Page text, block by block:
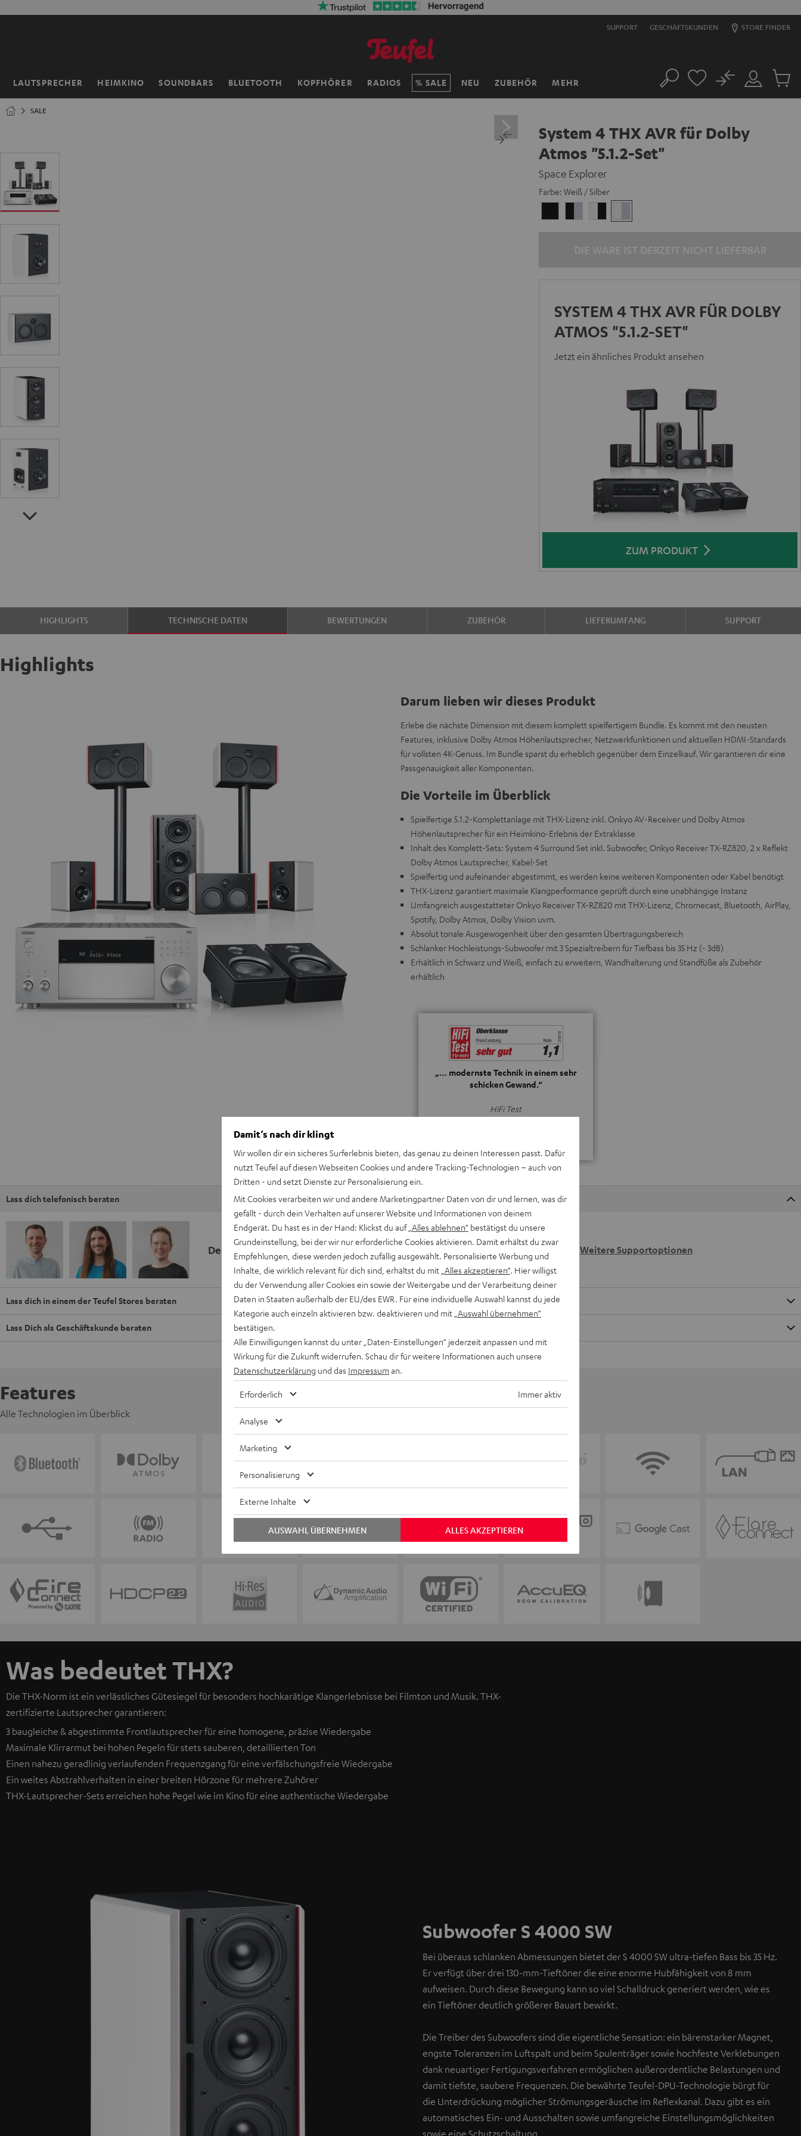
SUPPORT GESCHÄFTSKUNDEN STORE FINDER
LAUTSPRECHER HEIMKINO SOUNDBARS BLUETOOTH KOPFHÖRER RADIOS SALE NEU ZUBEHÖR MEHR
Startseite Suche
Mein
Konto
No
Artikel
SALE
System 4 THX AVR für Dolby
Atmos "5.1.2-Set"
Space Explorer
Farbe: Weiß / Silber
/
SYSTEM 4 THX AVR FÜR DOLBY
ATMOS "5.1.2-SET"
Jetzt ein ähnliches Produkt ansehen
ZUM PRODUKT
HIGHLIGHTS TECHNISCHE DATEN BEWERTUNGEN ZUBEHÖR LIEFERUMFANG SUPPORT
Highlights
Darum lieben wir dieses Produkt
Erlebe die nächste Dimension mit diesem komplett spielfertigem Bundle. Es kommt mit den neusten
Features, inklusive Dolby Atmos Höhenlautsprecher, Netzwerkfunktionen und aktuellen HDMI-Standards
für vollsten 4K-Genuss. Im Bundle sparst du erheblich gegenüber dem Einzelkauf. Wir garantieren dir eine
Passgenauigkeit aller Komponenten.
Die Vorteile im Überblick
Spielfertige 5.1.2-Komplettanlage mit THX-Lizenz inkl. Onkyo AV-Receiver und Dolby Atmos
Höhenlautsprecher für ein Heimkino-Erlebnis der Extraklasse
Inhalt des Komplett-Sets: System 4 Surround Set inkl. Subwoofer, Onkyo Receiver TX-RZ820, 2 x Reflekt
Dolby Atmos Lautsprecher, Kabel-Set
Spielfertig und aufeinander abgestimmt, es werden keine weiteren Komponenten oder Kabel benötigt
THX-Lizenz garantiert maximale Klangperformance geprüft durch eine unabhängige Instanz
Umfangreich ausgestatteter Onkyo Receiver TX-RZ820 mit THX-Lizenz, Chromecast, Bluetooth, AirPlay,
Spotify, Dolby Atmos, Dolby Vision uvm.
Absolut tonale Ausgewogenheit über den gesamten Übertragungsbereich
Schlanker Hochleistungs-Subwoofer mit 3 Spezialtreibern für Tiefbass bis 35 Hz (- 3dB)
Erhältlich in Schwarz und Weiß, einfach zu erweitern, Wandhalterung und Standfüße als Zubehör
erhältlich
„… modernste Technik in einem sehr
schicken Gewand.“
HiFi Test
02/2018
Lass dich telefonisch beraten
Deine Kaufberatung
Keinen Store in der Nähe? Kein Problem, wir
beraten dich auch persönlich am Telefon.
Hier Termin buchen
Weitere Supportoptionen
Lass dich in einem der Teufel Stores beraten
Lass Dich als Geschäftskunde beraten
Features
Alle Technologien im Überblick
Was bedeutet THX?
Die THX-Norm ist ein verlässliches Gütesiegel für besonders hochkarätige Klangerlebnisse bei Filmton und Musik. THX-
zertifizierte Lautsprecher garantieren:
3 baugleiche & abgestimmte Frontlautsprecher für eine homogene, präzise Wiedergabe
Maximale Klirrarmut bei hohen Pegeln für stets sauberen, detaillierten Ton
Einen nahezu geradlinig verlaufenden Frequenzgang für eine verfälschungsfreie Wiedergabe
Ein weites Abstrahlverhalten in einer breiten Hörzone für mehrere Zuhörer
THX-Lautsprecher-Sets erreichen hohe Pegel wie im Kino für eine authentische Wiedergabe
Subwoofer S 4000 SW
Bei überaus schlanken Abmessungen bietet der S 4000 SW ultra-tiefen Bass bis 35 Hz.
Er verfügt über drei 130-mm-Tieftöner die eine enorme Hubfähigkeit von 8 mm
aufweisen. Durch diese Bewegung kann so viel Schalldruck generiert werden, wie es
ein Tieftöner deutlich größerer Bauart bewirkt.
Die Treiber des Subwoofers sind die eigentliche Sensation: ein bärenstarker Magnet,
engste Toleranzen im Luftspalt und beim Spulenträger sowie hochfeste Verklebungen
dank neuartiger Fertigungsverfahren ermöglichen außerordentliche Belastungen und
damit tiefste, saubere Frequenzen. Die bewährte Teufel-DPU-Technologie bürgt für
die Unterdrückung möglicher Strömungsgeräusche im Reflexkanal. Dazu gibt es ein
automatisches Ein- und Ausschalten sowie umfangreiche Einstellungsmöglichkeiten
Damit‘s nach dir klingt
Wir wollen dir ein sicheres Surferlebnis bieten, das genau zu deinen Interessen passt. Dafür
nutzt Teufel auf diesen Webseiten Cookies und andere Tracking-Technologien – auch von
Dritten - und setzt Dienste zur Personalisierung ein.
Mit Cookies verarbeiten wir und andere Marketingpartner Daten von dir und lernen, was dir
gefällt - durch dein Verhalten auf unserer Website und Informationen von deinem
Endgerät. Du hast es in der Hand: Klickst du auf „Alles ablehnen“ bestätigst du unsere
Grundeinstellung, bei der wir nur erforderliche Cookies aktivieren. Damit erhältst du zwar
Empfehlungen, diese werden jedoch zufällig ausgewählt. Personalisierte Werbung und
Inhalte, die wirklich relevant für dich sind, erhältst du mit „Alles akzeptieren“. Hier willigst
du der Verwendung aller Cookies ein sowie der Weitergabe und der Verarbeitung deiner
Daten in Staaten außerhalb der EU/des EWR. Für eine individuelle Auswahl kannst du jede
Kategorie auch einzeln aktivieren bzw. deaktivieren und mit „Auswahl übernehmen“
bestätigen.
Alle Einwilligungen kannst du unter „Daten-Einstellungen“ jederzeit anpassen und mit
Wirkung für die Zukunft widerrufen. Schau dir für weitere Informationen auch unsere
Datenschutzerklärung und das Impressum an.
Erforderlich Immer aktiv
Analyse
Marketing
Personalisierung
Externe Inhalte
ALLES AKZEPTIEREN
AUSWAHL ÜBERNEHMEN